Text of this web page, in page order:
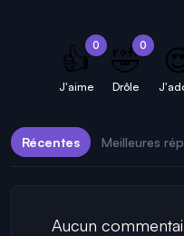
0
👍
J'aime
0
🤣
Drôle
Récentes Meilleures
Aucun